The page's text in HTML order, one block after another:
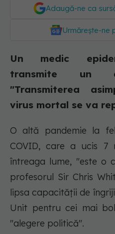
Adaugă-ne ca
Urmărește-ne
Un medic
transmite un
"Transmiterea
virus mortal se va
O altă pandemie la
COVID, care a ucis 7
întreaga lume, "este o
profesorul Sir Chris
lipsa capacității de
Unit pentru cei mai
"alegere politică".